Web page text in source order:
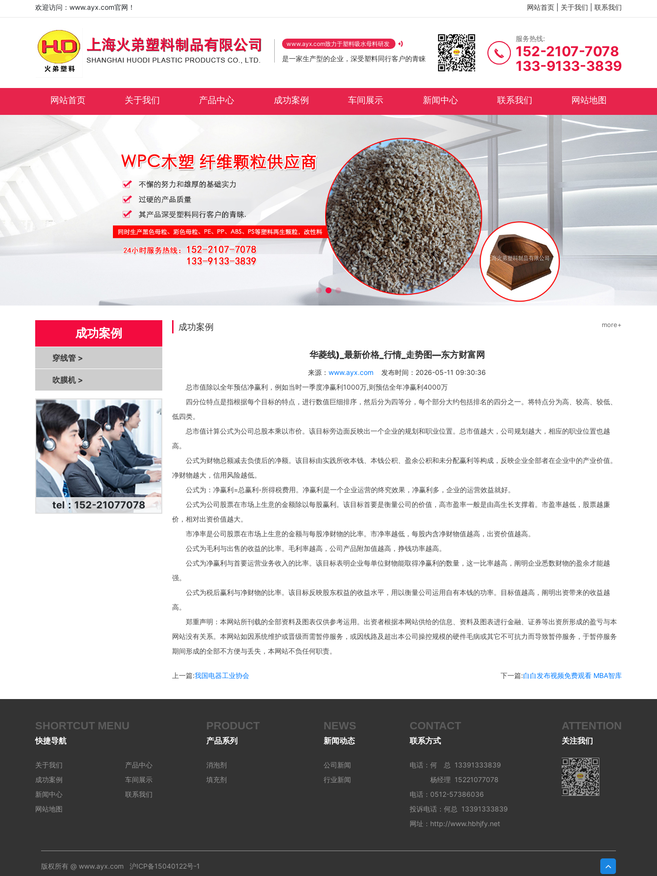
欢迎访问：www.ayx.com官网！ 网站首页 关于我们 联系我们
www.ayx.com致力于塑料吸水母料研发
是一家生产型的企业，深受塑料同行客户的青睐
服务热线:
152-2107-7078
133-9133-3839
网站首页 关于我们 产品中心 成功案例 车间展示 新闻中心 联系我们 网站地图
成功案例
穿线管 >
吹膜机 >
tel：152-21077078
成功案例 more+
华菱线)_最新价格_行情_走势图—东方财富网
来源： www.ayx.com 发布时间：2026-05-11 09:30:36
总市值除以全年预估净赢利，例如当时一季度净赢利1000万,则预估全年净赢利4000万
四分位特点是指根据每个目标的特点，进行数值巨细排序，然后分为四等分，每个部分大约包括排名的四分之一。将特点分为高、较高、较低、
低四类。
总市值计算公式为公司总股本乘以市价。该目标旁边面反映出一个企业的规划和职业位置。总市值越大，公司规划越大，相应的职业位置也越
高。
公式为财物总额减去负债后的净额。该目标由实践所收本钱、本钱公积、盈余公积和未分配赢利等构成，反映企业全部者在企业中的产业价值。
净财物越大，信用风险越低。
公式为：净赢利=总赢利-所得税费用。净赢利是一个企业运营的终究效果，净赢利多，企业的运营效益就好。
公式为公司股票在市场上生意的金额除以每股赢利。该目标首要是衡量公司的价值，高市盈率一般是由高生长支撑着。市盈率越低，股票越廉
价，相对出资价值越大。
市净率是公司股票在市场上生意的金额与每股净财物的比率。市净率越低，每股内含净财物值越高，出资价值越高。
公式为毛利与出售的收益的比率。毛利率越高，公司产品附加值越高，挣钱功率越高。
公式为净赢利与首要运营业务收入的比率。该目标表明企业每单位财物能取得净赢利的数量，这一比率越高，阐明企业悉数财物的盈余才能越
强。
公式为税后赢利与净财物的比率。该目标反映股东权益的收益水平，用以衡量公司运用自有本钱的功率。目标值越高，阐明出资带来的收益越
高。
郑重声明：本网站所刊载的全部资料及图表仅供参考运用。出资者根据本网站供给的信息、资料及图表进行金融、证券等出资所形成的盈亏与本
网站没有关系。本网站如因系统维护或晋级而需暂停服务，或因线路及超出本公司操控规模的硬件毛病或其它不可抗力而导致暂停服务，于暂停服务
期间形成的全部不方便与丢失，本网站不负任何职责。
上一篇:我国电器工业协会 下一篇:白白发布视频免费观看 MBA智库
SHORTCUT MENU
快捷导航
关于我们
产品中心
成功案例
车间展示
新闻中心
联系我们
网站地图
PRODUCT
产品系列
消泡剂
填充剂
NEWS
新闻动态
公司新闻
行业新闻
CONTACT
联系方式
电话：何 总 13391333839
杨经理 15221077078
电话：0512-57386036
投诉电话：何总 13391333839
网址：http://www.hbhjfy.net
ATTENTION
关注我们
版权所有 @ www.ayx.com 沪ICP备15040122号-1